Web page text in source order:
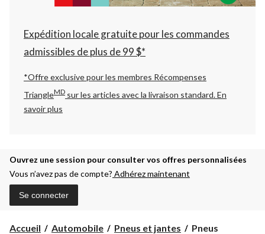
changer
Expédition locale gratuite pour les commandes
admissibles de plus de 99 $*
*Offre exclusive pour les membres Récompenses
TriangleMD sur les articles avec la livraison standard.En
savoir plus
Ouvrez une session pour consulter vos offres personnalisées
Vous n’avez pas de compte? Adhérez maintenant
Se connecter
Accueil Automobile Pneus et jantes Pneus
Pneus